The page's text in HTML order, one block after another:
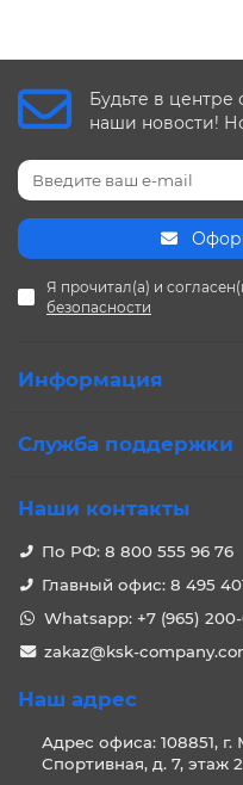
Будьте в
наши новости!
Я прочитал(а) и
безопасности
Информация
Служба поддержки
Наши контакты
По РФ: 8 800 555 96 76
Главный офис: 8 495
Whatsapp: +7 (965)
zakaz@ksk-
Наш адрес
Адрес офиса: 108851,
Спортивная, д. 7, этаж